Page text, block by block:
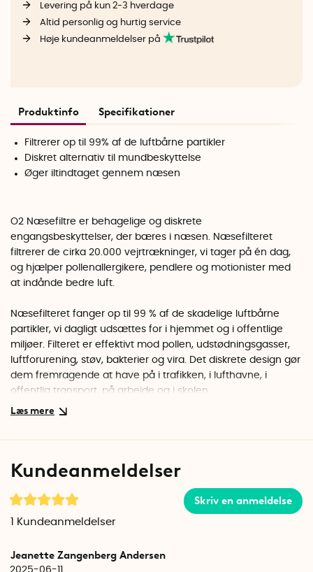
Levering på kun 2-3 hverdage
Altid personlig og hurtig service
Høje kundeanmeldelser på
Produktinfo Specifikationer
Filtrerer op til 99% af de luftbårne partikler
Diskret alternativ til mundbeskyttelse
Øger iltindtaget gennem næsen
O2 Næsefiltre er behagelige og diskrete
engangsbeskyttelser, der bæres i næsen. Næsefilteret
filtrerer de cirka 20.000 vejrtrækninger, vi tager på én dag,
og hjælper pollenallergikere, pendlere og motionister med
at indånde bedre luft.
Næsefilteret fanger op til 99 % af de skadelige luftbårne
partikler, vi dagligt udsættes for i hjemmet og i offentlige
miljøer. Filteret er effektivt mod pollen, udstødningsgasser,
luftforurening, støv, bakterier og vira. Det diskrete design gør
dem fremragende at have på i trafikken, i lufthavne, i
offentlig transport, på arbejde og i skolen.
ilte musklerne. Træner du meget, kan du bruge en større
mere.
øgede iltoptagelse kan også hjælpe dem, der snorker, til at
Kundeanmeldelser
Skriv en anmeldelse
Kundeanmeldelser
Jeanette Zangenberg Andersen
2025-06-11